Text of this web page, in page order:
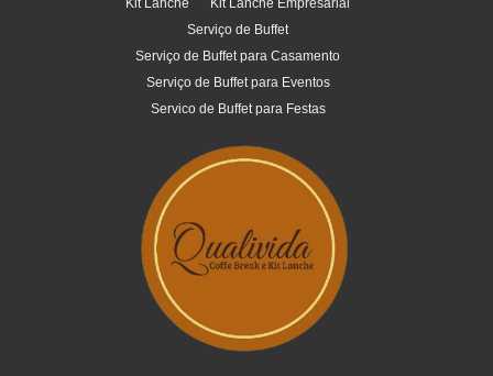
Kit Lanche
Kit Lanche Empresarial
Serviço de Buffet
Serviço de Buffet para Casamento
Serviço de Buffet para Eventos
Servico de Buffet para Festas